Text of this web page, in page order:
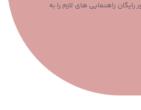
راهنمایی های لازم را به